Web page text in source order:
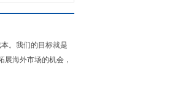
。我们的目标就是
海外市场的机会，